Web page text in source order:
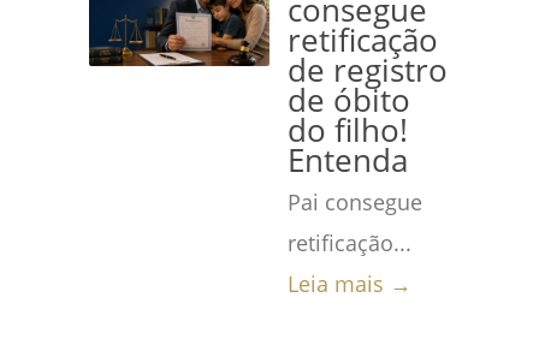
consegue
retificação
de registro
de óbito
do filho!
Entenda
Pai consegue
retificação...
Leia mais →